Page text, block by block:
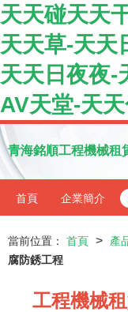
天天碰天天
天天草-天天
天天日夜夜-
AV天堂-天
青海銘順工程機械租
首頁 企業簡介
當前位置： 首頁 > 產
腐防銹工程
工程機械